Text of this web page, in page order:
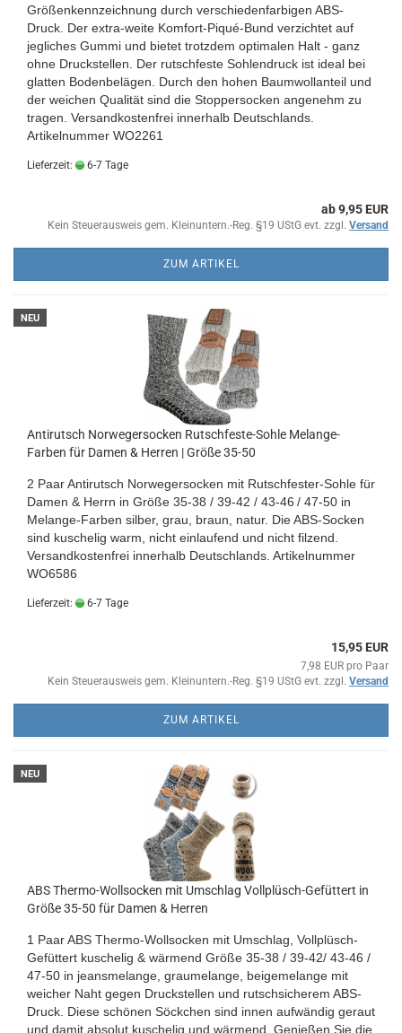
Größenkennzeichnung durch verschiedenfarbigen ABS-
Druck. Der extra-weite Komfort-Piqué-Bund verzichtet auf
jegliches Gummi und bietet trotzdem optimalen Halt - ganz
ohne Druckstellen. Der rutschfeste Sohlendruck ist ideal bei
glatten Bodenbelägen. Durch den hohen Baumwollanteil und
der weichen Qualität sind die Stoppersocken angenehm zu
tragen. Versandkostenfrei innerhalb Deutschlands.
Artikelnummer WO2261
Lieferzeit: 6-7 Tage
ab 9,95 EUR
Kein Steuerausweis gem. Kleinuntern.-Reg. §19 UStG evt. zzgl. Versand
ZUM ARTIKEL
NEU
Antirutsch Norwegersocken Rutschfeste-Sohle Melange-
Farben für Damen & Herren | Größe 35-50
2 Paar Antirutsch Norwegersocken mit Rutschfester-Sohle für
Damen & Herrn in Größe 35-38 / 39-42 / 43-46 / 47-50 in
Melange-Farben silber, grau, braun, natur. Die ABS-Socken
sind kuschelig warm, nicht einlaufend und nicht filzend.
Versandkostenfrei innerhalb Deutschlands. Artikelnummer
WO6586
Lieferzeit: 6-7 Tage
15,95 EUR
7,98 EUR pro Paar
Kein Steuerausweis gem. Kleinuntern.-Reg. §19 UStG evt. zzgl. Versand
ZUM ARTIKEL
NEU
ABS Thermo-Wollsocken mit Umschlag Vollplüsch-Gefüttert in
Größe 35-50 für Damen & Herren
1 Paar ABS Thermo-Wollsocken mit Umschlag, Vollplüsch-
Gefüttert kuschelig & wärmend Größe 35-38 / 39-42/ 43-46 /
47-50 in jeansmelange, graumelange, beigemelange mit
weicher Naht gegen Druckstellen und rutschsicherem ABS-
Druck . Diese schönen Söckchen sind innen aufwändig geraut
und damit absolut kuschelig und wärmend. Genießen Sie die